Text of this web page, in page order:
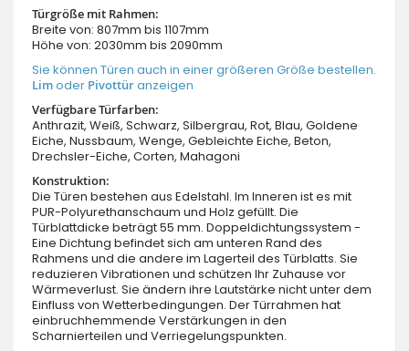
Türgröße mit Rahmen:
Breite von: 807mm bis 1107mm
Höhe von: 2030mm bis 2090mm
Sie können Türen auch in einer größeren Größe bestellen.
Limoder Pivottüranzeigen
Verfügbare Türfarben:
Anthrazit, Weiß, Schwarz, Silbergrau, Rot, Blau, Goldene
Eiche, Nussbaum, Wenge, Gebleichte Eiche, Beton,
Drechsler-Eiche, Corten, Mahagoni
Konstruktion:
Die Türen bestehen aus Edelstahl. Im Inneren ist es mit
PUR-Polyurethanschaum und Holz gefüllt. Die
Türblattdicke beträgt 55 mm. Doppeldichtungssystem -
Eine Dichtung befindet sich am unteren Rand des
Rahmens und die andere im Lagerteil des Türblatts. Sie
reduzieren Vibrationen und schützen Ihr Zuhause vor
Wärmeverlust. Sie ändern ihre Lautstärke nicht unter dem
Einfluss von Wetterbedingungen. Der Türrahmen hat
einbruchhemmende Verstärkungen in den
Scharnierteilen und Verriegelungspunkten.